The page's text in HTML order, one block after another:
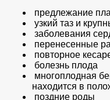
предлежание
узкий таз и
заболевания
перенесенные
повторное
болезнь плода
многоплодная
находится в
поздние роды